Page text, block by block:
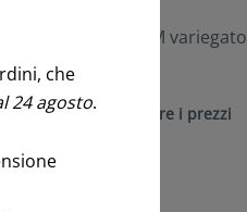
PHOTOS X12 H60 CM variegato
02)
per visualizzare i prezzi
che
24 agosto.